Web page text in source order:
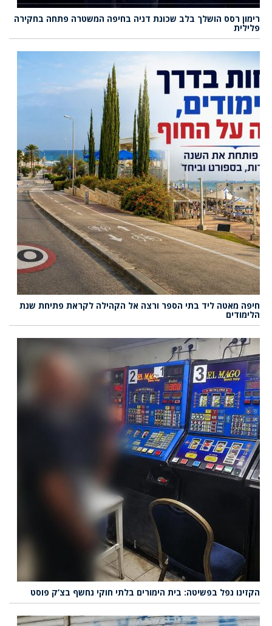
רימון רסס הושלך בלב שכונת דניה בחיפה המשטרה פתחה בחקירה
פלילית
חיפה מאטה ליד בתי הספר ורצה אל הקהילה לקראת פתיחת שנת
הלימודים
הקזינו נפל בפשיטה: בית הימורים בלתי חוקי נחשף בצ’ק פוסט